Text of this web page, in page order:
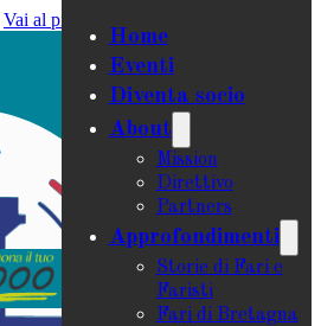
Vai al piè di pagina
Home
Eventi
Diventa socio
About
Mission
Direttivo
Partners
Approfondimenti
Storie di Fari e
Faristi
Fari di Bretagna